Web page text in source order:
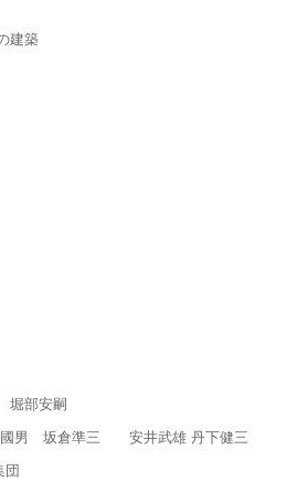
建築
部安嗣
男 坂倉準三 安井武雄 丹下健三
団